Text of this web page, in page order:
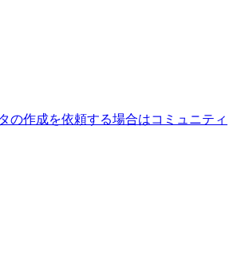
の作成を依頼する場合はコミュニティ